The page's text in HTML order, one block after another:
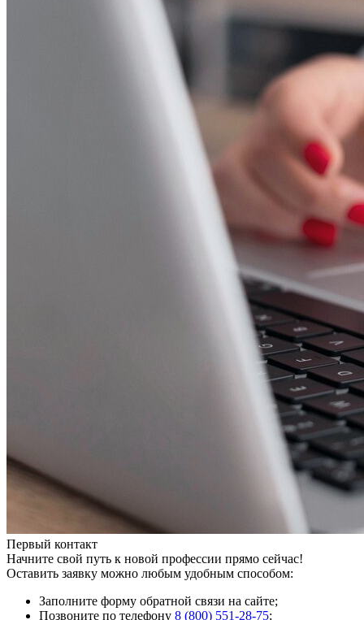
Первый контакт
Начните свой путь к новой профессии прямо сейчас!
Оставить заявку можно любым удобным способом:
Заполните форму обратной связи на сайте;
Позвоните по телефону 8 (800) 551-28-75;